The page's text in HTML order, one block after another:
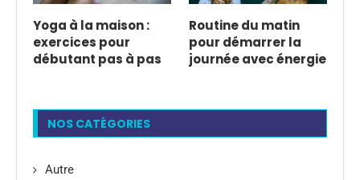
Yoga à la maison :
exercices pour
débutant pas à pas
Routine du matin
pour démarrer la
journée avec énergie
NOS CATÉGORIES
Autre